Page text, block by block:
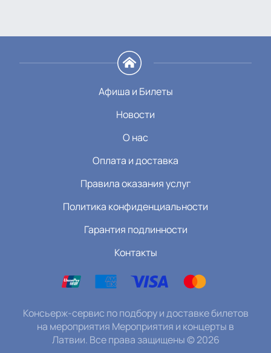
Афиша и Билеты
Новости
О нас
Оплата и доставка
Правила оказания услуг
Политика конфиденциальности
Гарантия подлинности
Контакты
Консьерж-сервис по подбору и доставке билетов
на мероприятия Мероприятия и концерты в
Латвии. Все права защищены©2026